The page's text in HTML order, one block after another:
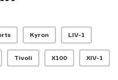
Kyron LIV-1
Tivoli X100 XIV-1
на